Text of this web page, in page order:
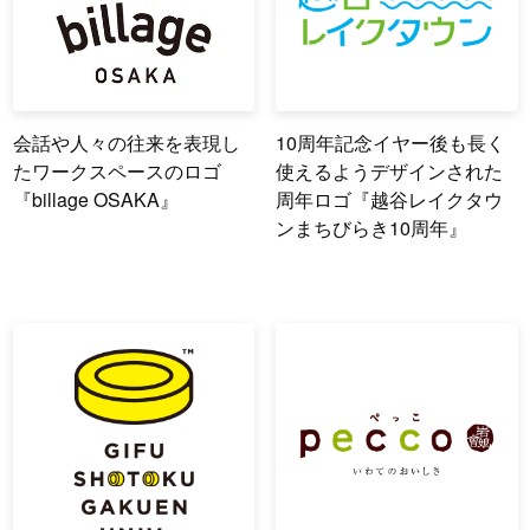
会話や人々の往来を表現し
たワークスペースのロゴ
『billage OSAKA』
10周年記念イヤー後も長く
使えるようデザインされた
周年ロゴ『越谷レイクタウ
ンまちびらき10周年』